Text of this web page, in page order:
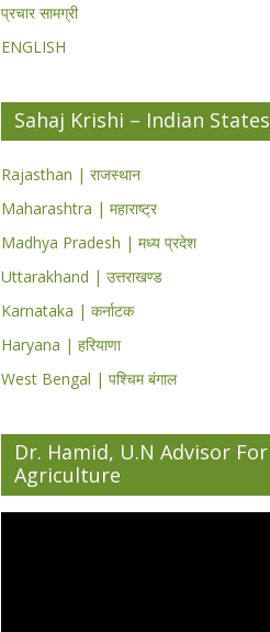
प्रचार सामग्री
ENGLISH
Sahaj Krishi – Indian States
Rajasthan | राजस्थान
Maharashtra | महाराष्ट्र
Madhya Pradesh | मध्य प्रदेश
Uttarakhand | उत्तराखण्ड
Karnataka | कर्नाटक
Haryana | हरियाणा
West Bengal | पश्चिम बंगाल
Dr. Hamid, U.N Advisor For
Agriculture